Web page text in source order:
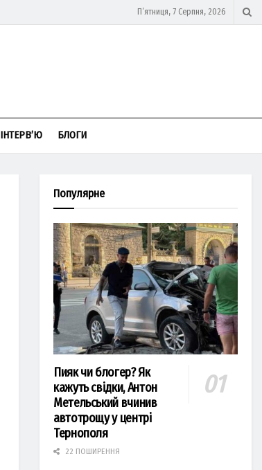
П’ятниця, 7 Серпня, 2026
ІНТЕРВ’Ю БЛОГИ
Популярне
Пияк чи блогер? Як
кажуть свідки, Антон
Метельський вчинив
автотрощу у центрі
Тернополя
22 ПОШИРЕННЯ